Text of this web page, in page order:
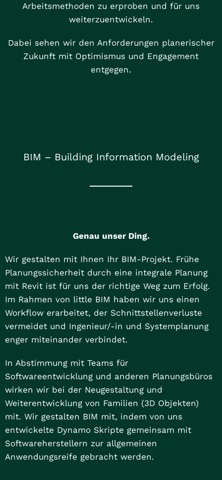
Arbeitsmethoden zu erproben und für uns
weiterzuentwickeln.
Dabei sehen wir den Anforderungen planerischer
Zukunft mit Optimismus und Engagement
entgegen.
BIM – Building Information Modeling
Genau unser Ding.
Wir gestalten mit Ihnen Ihr BIM-Projekt. Frühe
Planungssicherheit durch eine integrale Planung
mit Revit ist für uns der richtige Weg zum Erfolg.
Im Rahmen von little BIM haben wir uns einen
Workflow erarbeitet, der Schnittstellenverluste
vermeidet und Ingenieur/-in und Systemplanung
enger miteinander verbindet.
In Abstimmung mit Teams für
Softwareentwicklung und anderen Planungsbüros
wirken wir bei der Neugestaltung und
Weiterentwicklung von Familien (3D Objekten)
mit. Wir gestalten BIM mit, indem von uns
entwickelte Dynamo Skripte gemeinsam mit
Softwareherstellern zur allgemeinen
Anwendungsreife gebracht werden.